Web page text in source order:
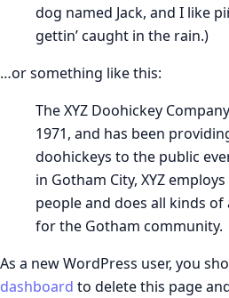
dog named Jack, and I like
gettin’ caught in the rain.)
…or something like this:
The XYZ Doohickey
1971, and has been
doohickeys to the public
in Gotham City, XYZ
people and does all kinds
for the Gotham community.
As a new WordPress user, you
dashboard to delete this page